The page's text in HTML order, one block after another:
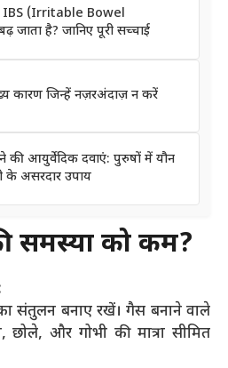
IBS (Irritable Bowel
जाता है? जानिए पूरी सच्चाई
कारण जिन्हें नज़रअंदाज़ न करें
की आयुर्वेदिक दवाएं: पुरुषों में यौन
असरदार उपाय
समस्या को कम?
का संतुलन बनाए रखें। गैस बनाने वाले
और गोभी की मात्रा सीमित